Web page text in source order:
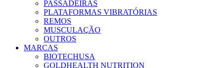
PASSADEIRAS
PLATAFORMAS VIBRATÓRIAS
REMOS
MUSCULAÇÃO
OUTROS
MARCAS
BIOTECHUSA
GOLDHEALTH NUTRITION